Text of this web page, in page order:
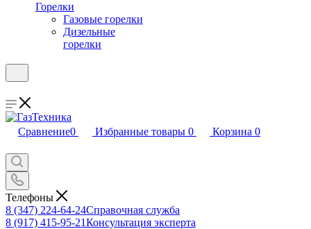
Горелки
Газовые горелки
Дизельные
горелки
Сравнение0 Избранные товары 0 Корзина 0
Телефоны
8 (347) 224-64-24Справочная служба
8 (917) 415-95-21Консультация эксперта